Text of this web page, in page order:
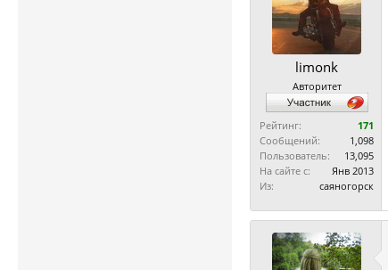
limonk
Авторитет
Рейтинг:
171
Сообщений:
1,098
Пользователь:
13,095
На сайте с:
Янв 2013
Из:
саяногорск